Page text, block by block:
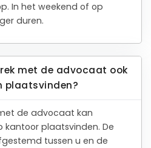
In het weekend of op
duren.
met de advocaat ook
plaatsvinden?
de advocaat kan
kantoor plaatsvinden. De
tussen u en de